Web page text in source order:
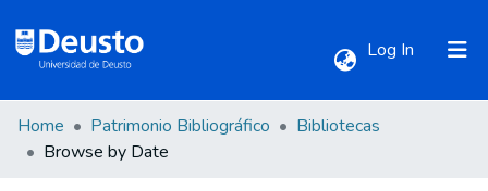
Log In (current)
Communities & Collections
Home Patrimonio Bibliográfico
Bibliotecas
Browse by Date